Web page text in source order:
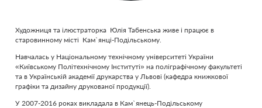
Художниця та ілюстраторка Юлія Табенська живе і працює в
старовинному місті Кам`янці-Подільському.
Навчалась у Національному технічному університеті України
«Київському Політехнічному Інституті» на поліграфічному факультеті
та в Українській академії друкарства у Львові (кафедра книжкової
графіки та дизайну друкованої продукції).
У 2007-2016 роках викладала в Кам`янець-Подільському